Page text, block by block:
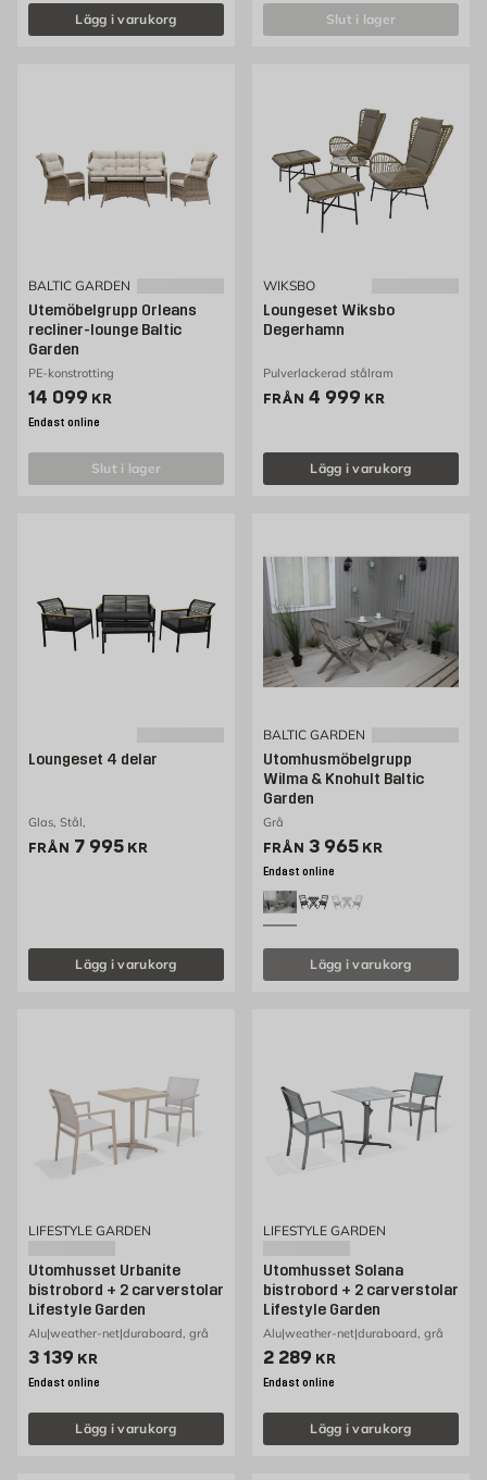
Lägg i varukorg slut i lager
BALTIC GARDEN
Utemöbelgrupp Orleans
recliner-lounge Baltic
Garden
PE-konstrotting
Pris 14099 kr
14 099 KR
Endast online
slut i lager
WIKSBO
Loungeset Wiksbo
Degerhamn
Pulverlackerad stålram
FRÅN Pris 4999 kr
4 999 KR
Lägg i varukorg
Loungeset 4 delar
Glas, Stål,
FRÅN Pris 7995 kr
7 995 KR
Lägg i varukorg
BALTIC GARDEN
Utomhusmöbelgrupp
Wilma & Knohult Baltic
Garden
Grå
FRÅN Pris 3965 kr
3 965 KR
Endast online
Lägg i varukorg
LIFESTYLE GARDEN
Utomhusset Urbanite
bistrobord + 2 carverstolar
Lifestyle Garden
Alu|weather-net|duraboard, grå
Pris 3139 kr
3 139 KR
Endast online
Lägg i varukorg
LIFESTYLE GARDEN
Utomhusset Solana
bistrobord + 2 carverstolar
Lifestyle Garden
Alu|weather-net|duraboard, grå
Pris 2289 kr
2 289 KR
Endast online
Lägg i varukorg